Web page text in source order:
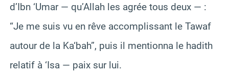
d’Ibn ‘Umar — qu’Allah les agrée tous deux — :
“Je me suis vu en rêve accomplissant le Tawaf
autour de la Ka‘bah”, puis il mentionna le hadith
relatif à ‘Isa — paix sur lui.